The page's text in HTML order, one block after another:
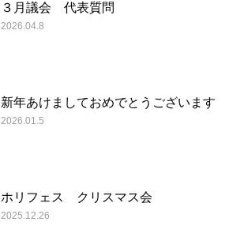
３月議会 代表質問
2026.04.8
新年あけましておめでとうございます
2026.01.5
ホリフェス クリスマス会
2025.12.26